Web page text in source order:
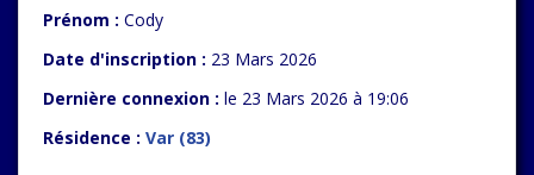
Prénom : Cody
Date d'inscription : 23 Mars 2026
Dernière connexion : le 23 Mars 2026 à 19:06
Résidence : Var (83)